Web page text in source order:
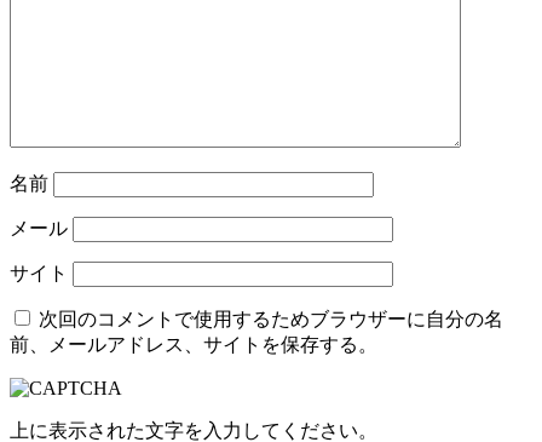
名前
メール
サイト
次回のコメントで使用するためブラウザーに自分の名
前、メールアドレス、サイトを保存する。
上に表示された文字を入力してください。